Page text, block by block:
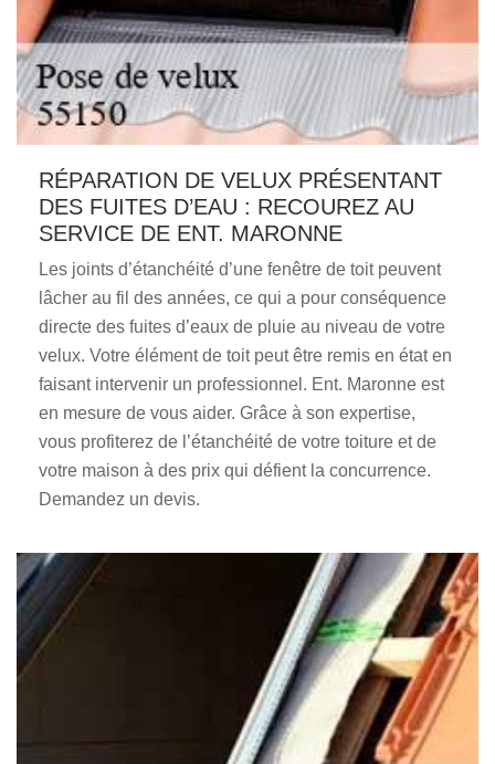
RÉPARATION DE VELUX PRÉSENTANT
DES FUITES D’EAU : RECOUREZ AU
SERVICE DE ENT. MARONNE
Les joints d’étanchéité d’une fenêtre de toit peuvent
lâcher au fil des années, ce qui a pour conséquence
directe des fuites d’eaux de pluie au niveau de votre
velux. Votre élément de toit peut être remis en état en
faisant intervenir un professionnel. Ent. Maronne est
en mesure de vous aider. Grâce à son expertise,
vous profiterez de l’étanchéité de votre toiture et de
votre maison à des prix qui défient la concurrence.
Demandez un devis.